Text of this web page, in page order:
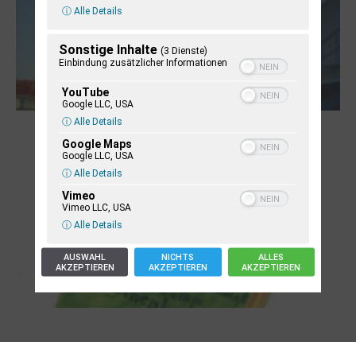
NUKLEUS Kiel
ⓘ Alle Details
Sonstige Inhalte (3 Dienste)
Einbindung zusätzlicher Informationen
YouTube
Google LLC, USA
ⓘ Alle Details
Google Maps
Google LLC, USA
ⓘ Alle Details
Vimeo
Vimeo LLC, USA
ⓘ Alle Details
AUSWAHL
AKZEPTIEREN
NICHTS
AKZEPTIEREN
ALLES
AKZEPTIEREN